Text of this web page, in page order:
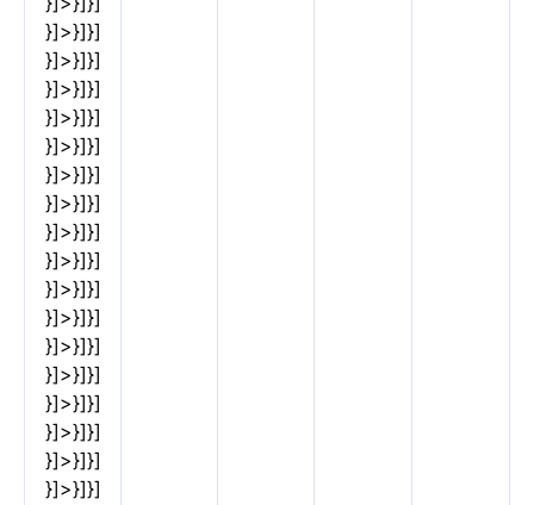
}]>}]}]
}]>}]}]
}]>}]}]
}]>}]}]
}]>}]}]
}]>}]}]
}]>}]}]
}]>}]}]
}]>}]}]
}]>}]}]
}]>}]}]
}]>}]}]
}]>}]}]
}]>}]}]
}]>}]}]
}]>}]}]
}]>}]}]